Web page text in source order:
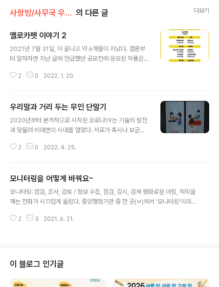
사랑방/사무국 우당탕탕 의 다른 글 더보기
옐로카펫 이야기 2
2021년 7월 31일, 이 끝나고 약 6개월이 지났다. 결론부
터 말하자면 지난 글에 언급했던 공모전에 응모된 작품은
딱딱 맞아 떨어지자 생각보다 더 어마어마한 결과가 나왔
090개에 달했다. 공모작 기준에 부합하지 않은 외국어를
적었거나 오탈자, 중복 등 기준에 부합하지 않은 작품은 제
외한 수치니 얼마나 많은 분이 참여해주었는지 어림잡아
고 이 선정됐다. 특이하게도 형제가 함께 응모한 작품이었
2 0 2022. 1. 20.
우리말과 거리 두는 무인 단말기
2020년부터 본격적으로 시작된 코로나19는 기술의 발전
과 맞물려 비대면의 시대를 열었다. 서로가 혹시나 보균자
많은 기업과 관공서에서는 ‘무인화’ 열풍이 불었다. 코로나
연을 소개했던 적이 있다. 다음은 그 내용을 간략히 옮긴 것
이다. “엄마가 햄버거 먹고 싶어서 집 앞 가게에 가서 주문
하려는데 키오스크를 잘 못 다뤄서 20분동안 헤매다 그냥
울었다. 엄마 이제 끝났다고 울었다.” 이 글은 1만 4천회 넘
2 0 2022. 4. 25.
모니터링을 어떻게 바꿔요~
모니터링: 점검, 조사, 검토 / 정보 수집, 점검, 감시, 검색 평화로운 아침, 적막을
깨는 전화가 시끄럽게 울렸다. 중앙행정기관 중 한 곳(ㅂ)에서 '모니터링'이라는
몇 년 전부터 꾸준히 중앙행정기관과 광역지자체의 보도자료를 매일 검수하며
뜻이 안 맞습니다." 사실 이 말도 자주 듣다 보니 그러려니 싶었다. 그런데 뒷말
이 소위 가관이었다. "원뜻도 모른 채로 무작위로 뜻 아무거나 막 주시는 건 한
글을 무..
2 3 2021. 6. 21.
이 블로그 인기글